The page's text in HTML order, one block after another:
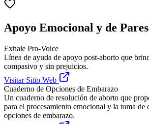
Apoyo Emocional y de Pares
Exhale Pro-Voice
Línea de ayuda de apoyo post-aborto que
compasivo y sin prejuicios.
Visitar Sitio Web
Cuaderno de Opciones de Embarazo
Un cuaderno de resolución de aborto que
para el procesamiento emocional y la toma de
opciones de embarazo.